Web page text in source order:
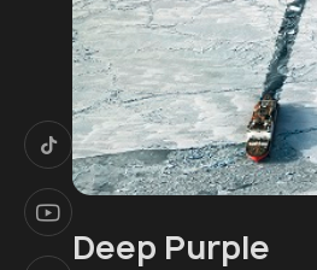
Deep Purple